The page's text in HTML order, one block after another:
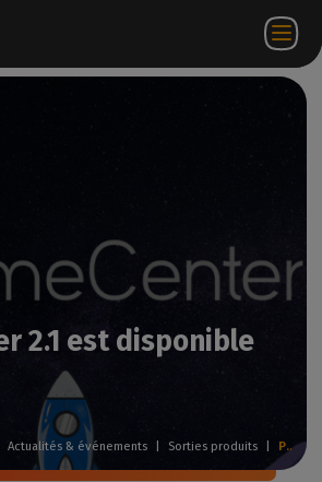
FR
2.1 est disponible
Actualités & événements Sorties produits PrimeCenter 2.1 est disponible